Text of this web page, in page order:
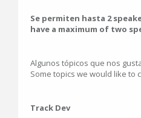
Se permiten hasta 2
have a maximum of two
Algunos tópicos que nos
Some topics we would like to
Track Dev